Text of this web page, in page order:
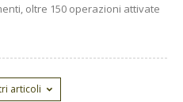
oltre 150 operazioni attivate
articoli